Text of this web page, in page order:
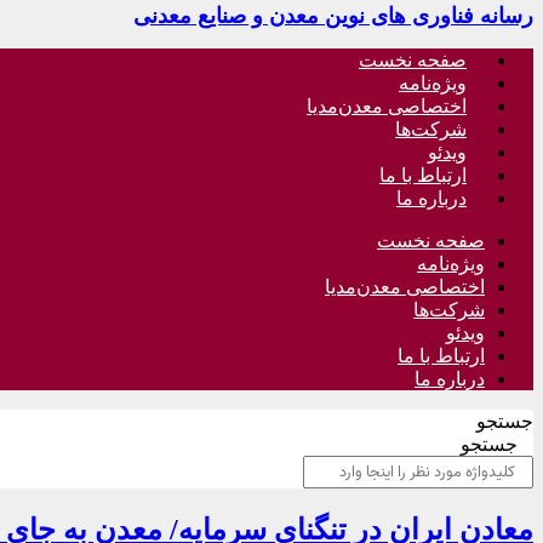
رسانه فناوری های نوین معدن و صنایع معدنی
صفحه نخست
ویژه‌نامه
اختصاصی معدن‌مدیا
شرکت‌ها
ویدئو
ارتباط با ما
درباره ما
صفحه نخست
ویژه‌نامه
اختصاصی معدن‌مدیا
شرکت‌ها
ویدئو
ارتباط با ما
درباره ما
جستجو
جستجو
معادن ایران در تنگنای سرمایه‌/ معدن به